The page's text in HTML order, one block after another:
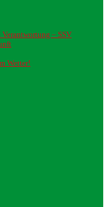
– SSV
Wetter!